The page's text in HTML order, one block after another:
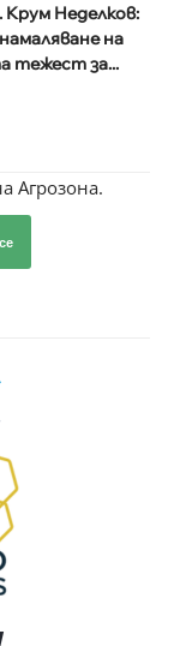
Неделков:
на
тежест за...
Агрозона.